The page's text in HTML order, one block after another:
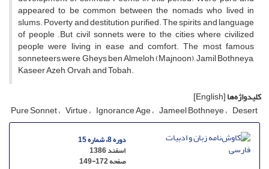
appeared to be common between the nomads who lived in
slums. Poverty and destitution purified. The spirits and language
of people .But civil sonnets were to the cities where civilized
people were living in ease and comfort. The most famous
sonneteers were Gheys ben Almeloh (Majnoon), Jamil Bothneya,
Kaseer Azeh, Orvah, and Tobah.
کلیدواژه‌ها[English]
Pure Sonnet Virtue Ignorance Age Jameel Bothneye Desert
دوره 8، شماره 15
اسفند 1386
صفحه149-172